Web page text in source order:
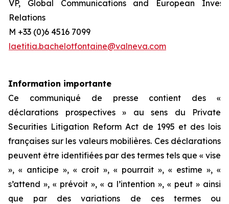
VP, Global Communications and European
Relations
M +33 (0)6 4516 7099
laetitia.bachelotfontaine@valneva.com
Information importante
Ce communiqué de presse contient des «
déclarations prospectives » au sens du Private
Securities Litigation Reform Act de 1995 et des lois
françaises sur les valeurs mobilières. Ces déclarations
peuvent être identifiées par des termes tels que « vise
», « anticipe », « croit », « pourrait », « estime », «
s’attend », « prévoit », « a l’intention », « peut » ainsi
que par des variations de ces termes ou